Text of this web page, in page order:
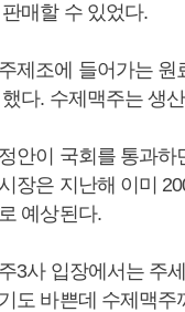
판매할 수 있었다.
제조에 들어가는 원
했다. 수제맥주는 생
안이 국회를 통과하
장은 지난해 이미
예상된다.
3사 입장에서는 주
도 바쁜데 수제맥주